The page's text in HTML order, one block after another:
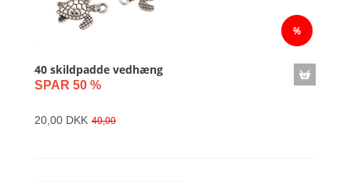
40 skildpadde vedhæng
SPAR 50 %
20,00 DKK 40,00